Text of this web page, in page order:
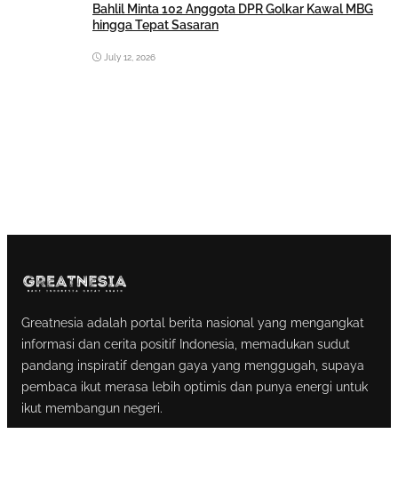
Bahlil Minta 102 Anggota DPR Golkar Kawal MBG
hingga Tepat Sasaran
July 12, 2026
Greatnesia adalah portal berita nasional yang mengangkat
informasi dan cerita positif Indonesia, memadukan sudut
pandang inspiratif dengan gaya yang menggugah, supaya
pembaca ikut merasa lebih optimis dan punya energi untuk
ikut membangun negeri.